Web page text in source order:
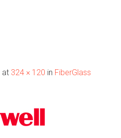
at 324 × 120 in FiberGlass